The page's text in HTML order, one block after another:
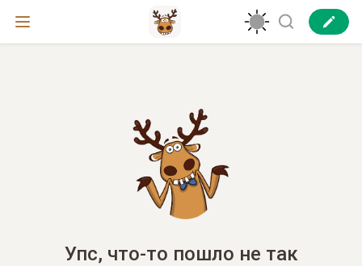
Упс, что-то пошло не так